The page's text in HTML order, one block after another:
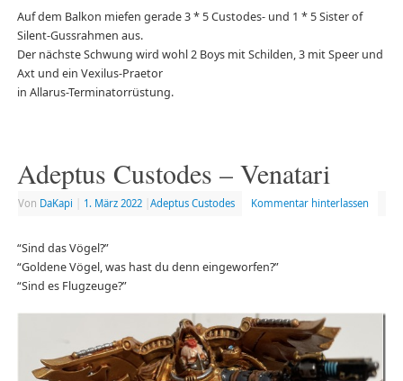
Auf dem Balkon miefen gerade 3 * 5 Custodes- und 1 * 5 Sister of
Silent-Gussrahmen aus.
Der nächste Schwung wird wohl 2 Boys mit Schilden, 3 mit Speer und
Axt und ein Vexilus-Praetor
in Allarus-Terminatorrüstung.
Adeptus Custodes – Venatari
Von DaKapi 1. März 2022 Adeptus Custodes Kommentar hinterlassen
“Sind das Vögel?”
“Goldene Vögel, was hast du denn eingeworfen?”
“Sind es Flugzeuge?”